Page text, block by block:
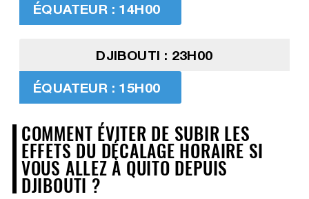
ÉQUATEUR : 14H00
DJIBOUTI : 23H00
ÉQUATEUR : 15H00
COMMENT ÉVITER DE SUBIR LES
EFFETS DU DÉCALAGE HORAIRE SI
VOUS ALLEZ À QUITO DEPUIS
DJIBOUTI ?